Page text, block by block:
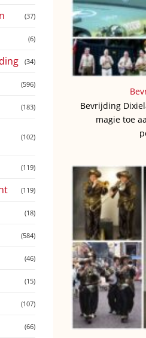
(37)
(6)
(34)
(596)
(183)
(102)
(119)
(119)
(18)
(584)
(46)
(15)
(107)
(66)
Bevrijding
magie toe